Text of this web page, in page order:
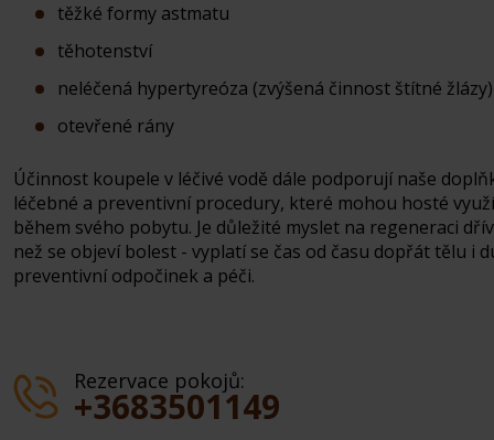
těžké formy astmatu
těhotenství
neléčená hypertyreóza (zvýšená činnost štítné žlázy)
otevřené rány
Účinnost koupele v léčivé vodě dále podporují naše
léčebné a preventivní procedury, které mohou hosté
během svého pobytu. Je důležité myslet na regeneraci
než se objeví bolest - vyplatí se čas od času dopřát tělu i
preventivní odpočinek a péči.
Rezervace pokojů:
+3683501149